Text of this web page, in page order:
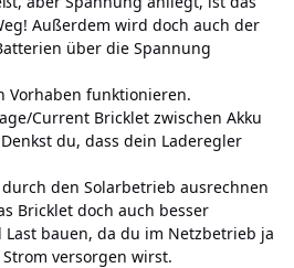
Außerdem wird doch auch der
über die Spannung
Vorhaben funktionieren.
Current Bricklet zwischen Akku
du, dass dein Laderegler
den Solarbetrieb ausrechnen
Bricklet doch auch besser
bauen, da du im Netzbetrieb ja
versorgen wirst.